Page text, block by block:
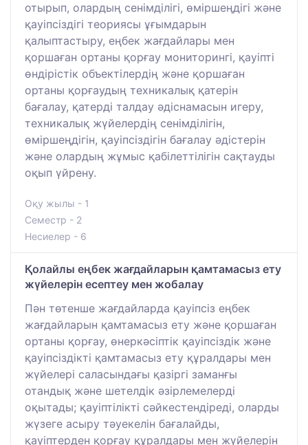
отырып, олардың сенімділігі, өміршеңдігі және
қауіпсіздігі теориясы ұғымдарын
қалыптастыру, еңбек жағдайлары мен
қоршаған ортаны қорғау мониторингі, қауіпті
өндірістік объектілердің және қоршаған
ортаны қорғаудың техникалық қатерін
бағалау, қатерді талдау әдіснамасын игеру,
техникалық жүйелердің сенімділігін,
өміршеңдігін, қауіпсіздігін бағалау әдістерін
және олардың жұмыс қабілеттілігін сақтауды
оқып үйрену.
Оқу жылы - 1
Семестр - 2
Несиелер - 6
Қолайлы еңбек жағдайларын қамтамасыз ету
жүйелерін есептеу мен жобалау
Пән төтенше жағдайларда қауіпсіз еңбек
жағдайларын қамтамасыз ету және қоршаған
ортаны қорғау, өнеркәсіптік қауіпсіздік және
қауіпсіздікті қамтамасыз ету құралдары мен
жүйелері саласындағы қазіргі заманғы
отандық және шетелдік әзірлемелерді
оқытады; қауіптілікті сәйкестендіреді, оларды
жүзеге асыру тәуекелін бағалайды,
қауіптерден қорғау құралдары мен жүйелерін